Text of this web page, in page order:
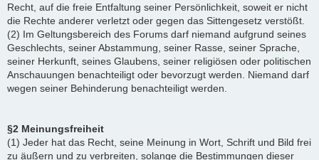
Recht, auf die freie Entfaltung seiner Persönlichkeit, soweit er nicht
die Rechte anderer verletzt oder gegen das Sittengesetz verstößt.
(2) Im Geltungsbereich des Forums darf niemand aufgrund seines
Geschlechts, seiner Abstammung, seiner Rasse, seiner Sprache,
seiner Herkunft, seines Glaubens, seiner religiösen oder politischen
Anschauungen benachteiligt oder bevorzugt werden. Niemand darf
wegen seiner Behinderung benachteiligt werden.
§2 Meinungsfreiheit
(1) Jeder hat das Recht, seine Meinung in Wort, Schrift und Bild frei
zu äußern und zu verbreiten, solange die Bestimmungen dieser